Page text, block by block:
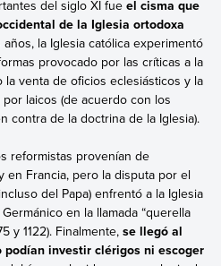
del siglo XI fue el cisma que
de la Iglesia ortodoxa
la Iglesia católica experimentó
provocado por las críticas a la
venta de oficios eclesiásticos y la
laicos (de acuerdo con los
contra de la doctrina de la Iglesia).
reformistas provenían de
en Francia, pero la disputa por el
del Papa) enfrentó a la Iglesia
en la llamada “querella
y 1122). Finalmente,se llegó al
investir clérigos ni escoger